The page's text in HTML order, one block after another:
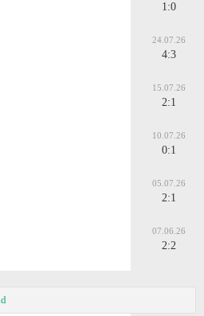
1:0
24.07.26
4:3
15.07.26
2:1
10.07.26
0:1
05.07.26
2:1
07.06.26
2:2